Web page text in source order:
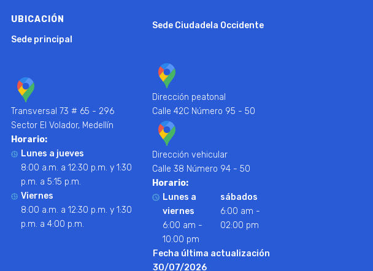
UBICACIÓN
Sede principal
Transversal 73 # 65 - 296
Sector El Volador, Medellín
Horario:
Lunes a jueves
8:00 a.m. a 12:30 p.m. y 1:30
p.m. a 5:15 p.m.
Viernes
8:00 a.m. a 12:30 p.m. y 1:30
p.m. a 4:00 p.m.
Sede Ciudadela Occidente
Dirección peatonal
Calle 42C Número 95 - 50
Dirección vehicular
Calle 38 Número 94 - 50
Horario:
Lunes a
viernes
6:00 am -
10:00 pm
sábados
6:00 am -
02:00 pm
Fecha última actualización
30/07/2026